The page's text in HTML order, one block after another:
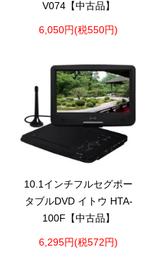
V074【中古品】
6,050円(税550円)
10.1インチフルセグポー
タブルDVD イトウ HTA-
100F【中古品】
6,295円(税572円)